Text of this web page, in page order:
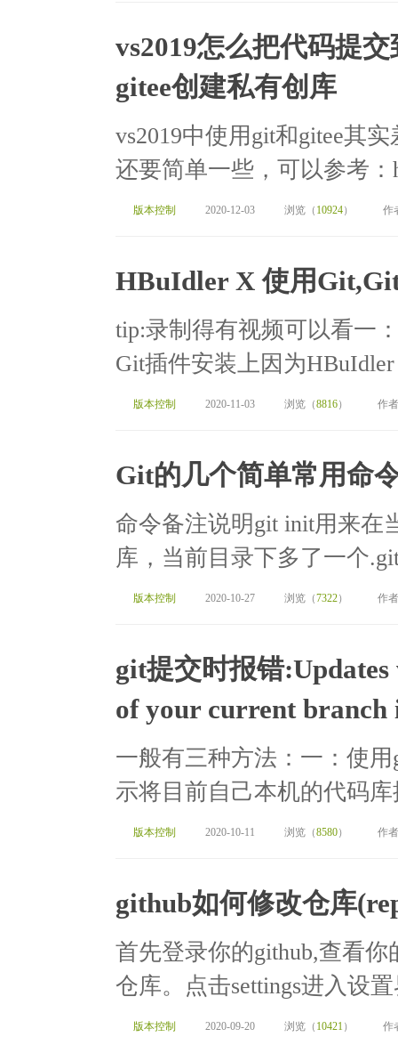
vs2019怎么把代码提
gitee创建私有创库
vs2019中使用git和gitee其
还要简单一些，可以参考：
版本控制 2020-12-03 浏览（ 10924） 作
HBuIdler X 使用
tip:录制得有视频可以看一
Git插件安装上因为
版本控制 2020-11-03 浏览（8816） 作
Git的几个简单常用命
命令备注说明git init用来在
库，当前目录下多了一个
版本控制 2020-10-27 浏览（7322） 作
git提交时报错:Updates
of your current branch
一般有三种方法：一：使用
示将目前自己本机的代码
版本控制 2020-10-11 浏览（8580） 作
github如何修改仓库
首先登录你的github,查看
仓库。点击settings进入设
版本控制 2020-09-20 浏览（ 10421） 作